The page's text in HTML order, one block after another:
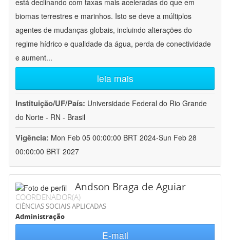
está declinando com taxas mais aceleradas do que em
biomas terrestres e marinhos. Isto se deve a múltiplos
agentes de mudanças globais, incluindo alterações do
regime hídrico e qualidade da água, perda de conectividade
e aument...
leia mais
Instituição/UF/País: Universidade Federal do Rio Grande
do Norte - RN - Brasil
Vigência: Mon Feb 05 00:00:00 BRT 2024-Sun Feb 28
00:00:00 BRT 2027
Andson Braga de Aguiar
COORDENADOR(A)
CIÊNCIAS SOCIAIS APLICADAS
Administração
E-mail